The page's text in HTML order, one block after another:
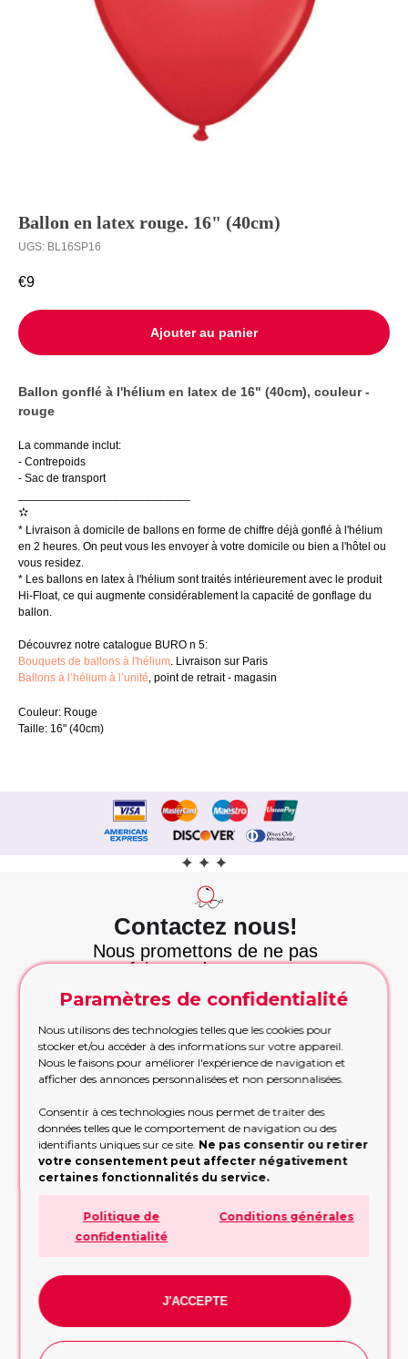
Ballons à
l’unité
Livraison
Contact
Ballon en latex rouge. 16" (40cm)
UGS: BL16SP16
€9
Ajouter au panier
Ballon gonflé à l'hélium en latex de 16" (40cm), couleur -
rouge
La commande inclut:
- Contrepoids
- Sac de transport
✫
* Livraison à domicile de ballons en forme de chiffre déjà gonflé à l'hélium
en 2 heures. On peut vous les envoyer à votre domicile ou bien a l'hôtel ou
vous residez.
* Les ballons en latex à l'hélium sont traités intérieurement avec le produit
Hi-Float, ce qui augmente considérablement la capacité de gonflage du
ballon.
Découvrez notre catalogue BURO n 5:
Bouquets de ballons à l'hélium. Livraison sur Paris
Ballons à l’hélium à l’unité, point de retrait - magasin
Couleur: Rouge
Taille: 16" (40cm)
Contactez nous!
Nous promettons de ne pas
vous faire perdre votre temps
et nous tenons cette
promesse!
Formulaire de demande
Remplissez le formulaire, nous vous
Etre rappelé
Trop occupé pour appeler? Partagez vos
contacts, nous vous rappellerons
RAPPELEZ-MOI!
Appelez maintenant
Appelez-nous pour les commandes urgentes
pendant les heures de bureau
APPELEZ MAINTENANT!
Vous préférez taper? Commencez la
Paramètres de confidentialité
Nous utilisons des technologies telles que les cookies pour
stocker et/ou accéder à des informations sur votre appareil.
Nous le faisons pour améliorer l'expérience de navigation et
afficher des annonces personnalisées et non personnalisées.
Consentir à ces technologies nous permet de traiter des
données telles que le comportement de navigation ou des
identifiants uniques sur ce site. Ne pas consentir ou retirer
votre consentement peut affecter négativement
certaines fonctionnalités du service.
Politique de
confidentialité
Conditions générales
J'ACCEPTE